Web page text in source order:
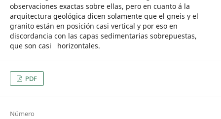
observaciones exactas sobre ellas, pero en cuanto á la
arquitectura geológica dicen solamente que el gneis y el
granito están en posición casi vertical y por eso en
discordancia con las capas sedimentarias sobrepuestas,
que son casi horizontales.
PDF
Número